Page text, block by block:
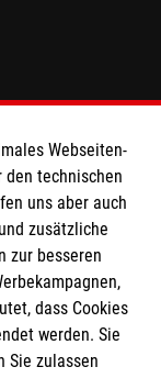
Webseiten-
den technischen
uns aber auch
zusätzliche
zur besseren
dass Cookies
werden. Sie
Sie zulassen